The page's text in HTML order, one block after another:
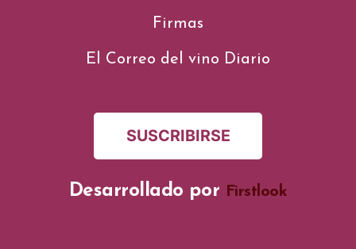
Firmas
El Correo del vino Diario
SUSCRIBIRSE
Desarrollado por Firstlook